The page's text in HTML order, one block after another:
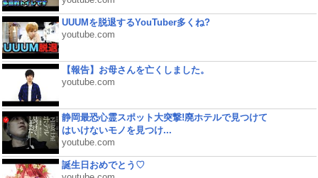
UUUMを脱退するYouTuber多くね?
youtube.com
【報告】お母さんを亡くしました。
youtube.com
静岡最恐心霊スポット大突撃!廃ホテルで見つけて
はいけないモノを見つけ...
youtube.com
誕生日おめでとう♡